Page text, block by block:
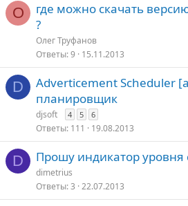
О
где можно скачать
?
Олег Труфанов
Ответы 9 15.11.2013
D
Adverticement Scheduler
планировщик
djsoft 4 5 6
Ответы 111 19.08.2013
D Прошу индикатор уровня
dimetrius
Ответы 3 22.07.2013